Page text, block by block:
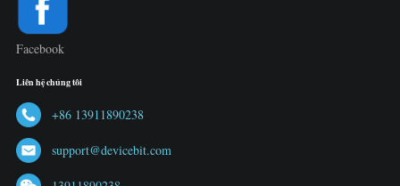
Facebook
Liên hệ chúng tôi
+86 13911890238
support@devicebit.com